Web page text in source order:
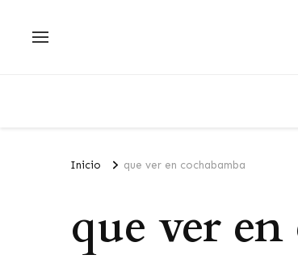
Inicio que ver en cochabamba
que ver